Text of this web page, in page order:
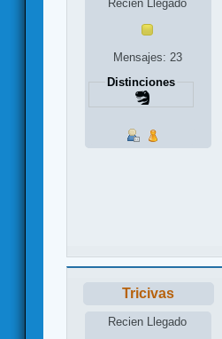
Recien Llegado
Mensajes: 23
Distinciones
Tricivas
Recien Llegado